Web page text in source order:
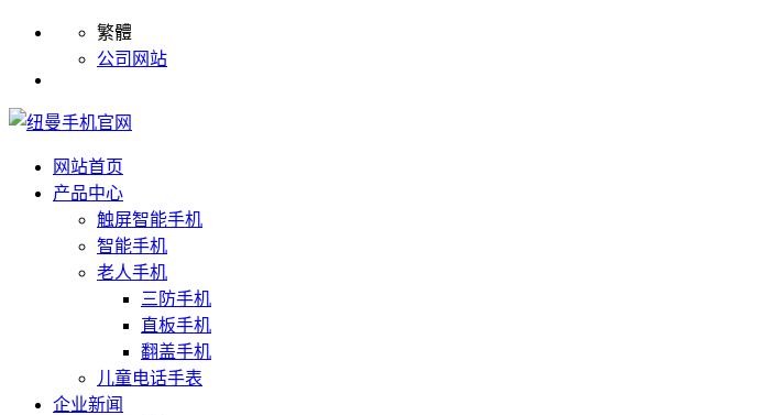
繁體
公司网站
网站首页
产品中心
触屏智能手机
智能手机
老人手机
三防手机
直板手机
翻盖手机
儿童电话手表
企业新闻